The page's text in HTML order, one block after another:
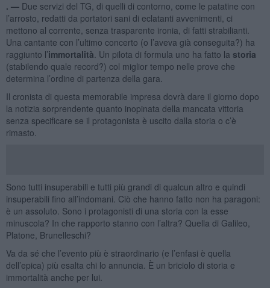
. — Due servizi del TG, di quelli di contorno, come le patatine con
l’arrosto, redatti da portatori sani di eclatanti avvenimenti, ci
mettono al corrente, senza trasparente ironia, di fatti strabilianti.
Una cantante con l’ultimo concerto (o l’aveva già conseguita?) ha
raggiunto l’immortalità . Un pilota di formula uno ha fatto la storia
(stabilendo quale record?) col miglior tempo nelle prove che
determina l’ordine di partenza della gara.
Il cronista di questa memorabile impresa dovrà dare il giorno dopo
la notizia sorprendente quanto inopinata della mancata vittoria
senza specificare se il protagonista è uscito dalla storia o c’è
rimasto.
Sono tutti insuperabili e tutti più grandi di qualcun altro e quindi
insuperabili fino all’indomani. Ciò che hanno fatto non ha paragoni:
è un assoluto. Sono i protagonisti di una storia con la esse
minuscola? In che rapporto stanno con l’altra? Quella di Galileo,
Platone, Brunelleschi?
Va da sé che l’evento più è straordinario (e l’enfasi è quella
dell’epica) più esalta chi lo annuncia. È un briciolo di storia e
immortalità anche per lui.